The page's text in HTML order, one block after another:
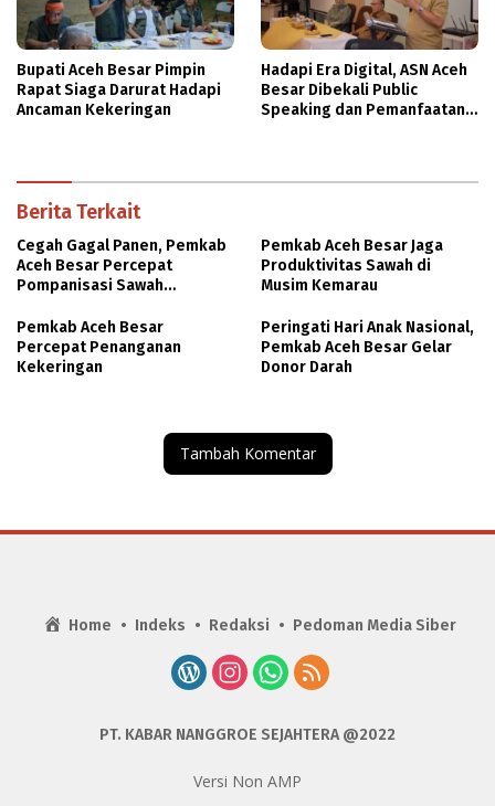
Bupati Aceh Besar Pimpin
Rapat Siaga Darurat Hadapi
Ancaman Kekeringan
Hadapi Era Digital, ASN Aceh
Besar Dibekali Public
Speaking dan Pemanfaatan
Berita Terkait
Cegah Gagal Panen, Pemkab
Aceh Besar Percepat
Pompanisasi Sawah
Pemkab Aceh Besar Jaga
Produktivitas Sawah di
Musim Kemarau
Pemkab Aceh Besar
Percepat Penanganan
Kekeringan
Peringati Hari Anak Nasional,
Pemkab Aceh Besar Gelar
Donor Darah
Tambah Komentar
Home Indeks Redaksi Pedoman Media Siber
PT. KABAR NANGGROE SEJAHTERA @2022
Versi Non AMP